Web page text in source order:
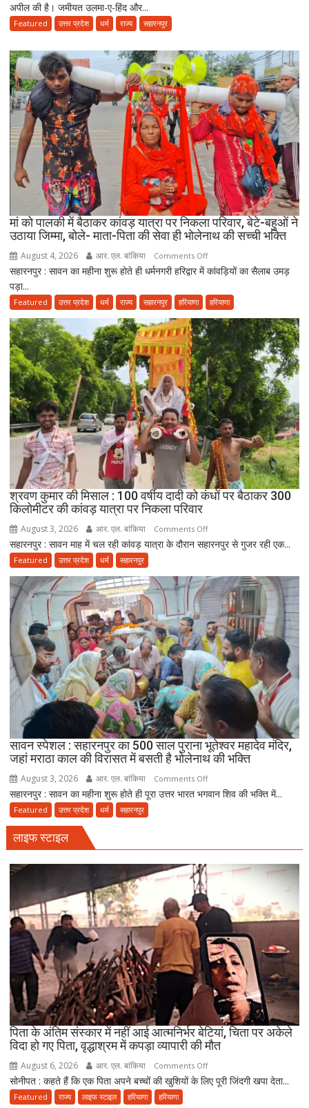
का
जुर्माना
ए-
हिन्द
की
अपील,
‘अपने
मोहल्ले
की
मस्जिद
में
पढ़ें
जुमे
की
नमाज,
पैदल
अपील की है। जमीयत उलमा-ए-हिंद और...
Featured उत्तर प्रदेश धर्म राज्य सहारनपुर
मां को पालकी में बैठाकर कांवड़ यात्रा पर निकला परिवार, बेटे-बहुओं ने
उठाया जिम्मा, बोले- माता-पिता की सेवा ही भोलेनाथ की सच्ची भक्ति
August 4, 2026 आर. एल. बांकिया Comments Offon
मां
पालकी
बैठाकर
कांवड़
यात्रा
पर
निकला
परिवार,
बेटे-
बहुओं
ने
उठाया
जिम्मा,
बोले-
पिता
की
ही
भोलेनाथ
सच्ची
भक्ति
सहारनपुर : सावन का महीना शुरू होते ही धर्मनगरी हरिद्वार में कांवड़ियों का सैलाब उमड़
पड़ा...
Featured उत्तर प्रदेश धर्म राज्य सहारनपुर हरियाणा हरियाणा
श्रवण कुमार की मिसाल : 100 वर्षीय दादी को कंधों पर बैठाकर 300
किलोमीटर की कांवड़ यात्रा पर निकला परिवार
August 3, 2026 आर. एल. बांकिया Comments Offon
श्रवण
की
मिसाल
100
वर्षीय
दादी
को
कंधों
पर
बैठाकर
किलोमीटर
की
सहारनपुर : सावन माह में चल रही कांवड़ यात्रा के दौरान सहारनपुर से गुजर रही एक...
Featured उत्तर प्रदेश धर्म सहारनपुर
सावन स्पेशल : सहारनपुर का 500 साल पुराना भूतेश्वर महादेव मंदिर,
जहां मराठा काल की विरासत में बसती है भोलेनाथ की भक्ति
August 3, 2026 आर. एल. बांकिया Comments Offon
सावन
पुराना
भूतेश्वर
मंदिर,
जहां
मराठा
काल
की
विरासत
में
बसती
है
भोलेनाथ
सहारनपुर : सावन का महीना शुरू होते ही पूरा उत्तर भारत भगवान शिव की भक्ति में...
Featured उत्तर प्रदेश धर्म सहारनपुर
लाइफ स्टाइल
पिता के अंतिम संस्कार में नहीं आई आत्मनिर्भर बेटियां, चिता पर अकेले
विदा हो गए पिता, वृद्धाश्रम में कपड़ा व्यापारी की मौत
August 6, 2026 आर. एल. बांकिया Comments Offon
पिता
सोनीपत : कहते हैं कि एक पिता अपने बच्चों की खुशियों के लिए पूरी जिंदगी खपा देता...
Featured राज्य लाइफ स्टाइल हरियाणा हरियाणा